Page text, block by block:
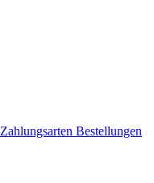
Zahlungsarten Bestellungen